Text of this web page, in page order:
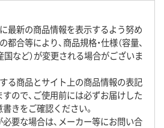
最新の商品情報を表示するよう努め
合等により、商品規格・仕様（容量、
国など）が変更される場合がございま
る商品とサイト上の商品情報の表記
ので、ご使用前には必ずお届けした
きをご確認ください。
要な場合は、メーカー等にお問い合